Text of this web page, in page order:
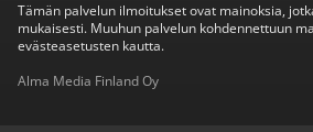
Tämän palvelun ilmoitukset ovat mainoksia,
mukaisesti. Muuhun palvelun kohdennettuun
evästeasetusten kautta.
Alma Media Finland Oy